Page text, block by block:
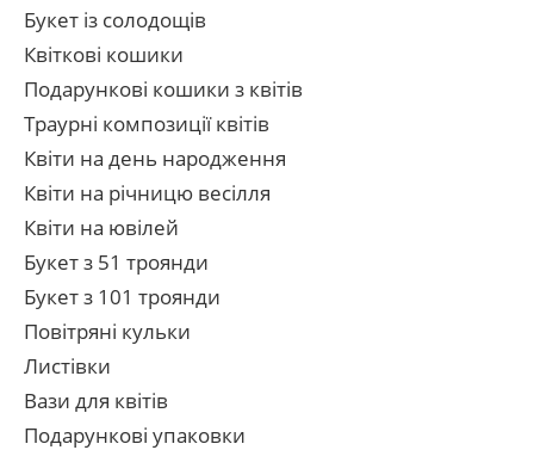
Букет із солодощів
Квіткові кошики
Подарункові кошики з квітів
Траурні композиції квітів
Квіти на день народження
Квіти на річницю весілля
Квіти на ювілей
Букет з 51 троянди
Букет з 101 троянди
Повітряні кульки
Листівки
Вази для квітів
Подарункові упаковки